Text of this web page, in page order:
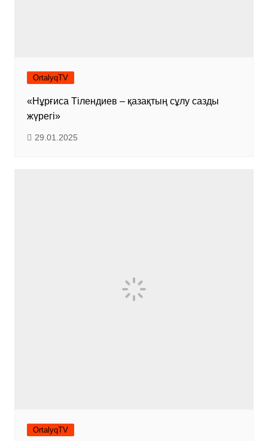
OrtalyqTV
«Нұрғиса Тілендиев – қазақтың сұлу сазды
жүрегі»
29.01.2025
OrtalyqTV